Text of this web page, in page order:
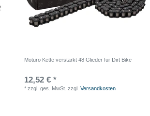
Moturo Kette verstärkt 48 Glieder für Dirt Bike
12,52 € *
*zzgl. ges. MwSt. zzgl.Versandkosten